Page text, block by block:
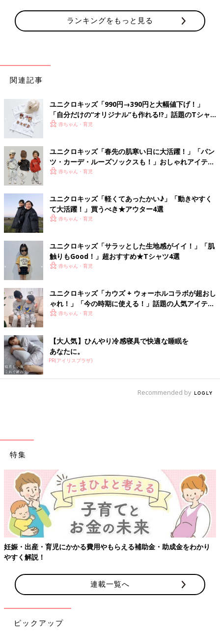
ランキングをもっと見る
関連記事
ユニクロキッズ「990円→390円と大幅値下げ！」
「自分だけの“オリジナル”も作れる!?」話題のTシャ
ツ4選赤ちゃん・育児
ユニクロキッズ「春先の肌寒い日に大活躍！」「パン
ツ・カーデ・ルーズソックスも！」おしゃれアイテム
5選赤ちゃん・育児
ユニクロキッズ「軽くてあったかい♪」「動きやすく
て大活躍！」買うべき★アウター4選
赤ちゃん・育児
ユニクロキッズ「サラッとした生地感がイイ！」「肌
触りもGood！」超おすすめ★Tシャツ4選
赤ちゃん・育児
ユニクロキッズ「カウズ + ウォーホルコラボが超おし
ゃれ！」「今の時期に使える！」話題の人気アイテム
4選赤ちゃん・育児
【大人気】ひんやり冷感寝具で快適な睡眠を
あなたに。
PR(アイリスプラザ)
Recommended by
特集
【ワクチン接種できるものも】妊婦の感染症対策、知っておいて
連載一覧へ
ピックアップ